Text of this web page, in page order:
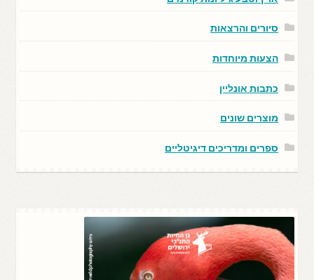
סיורים והרצאות
הצעות מיוחדות
כתבות אונליין
מוצרים שונים
ספרים ומדריכים דיגיטליים